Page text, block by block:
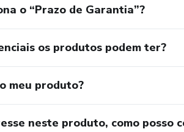
o “Prazo de Garantia”?
os produtos podem ter?
meu produto?
neste produto, como posso